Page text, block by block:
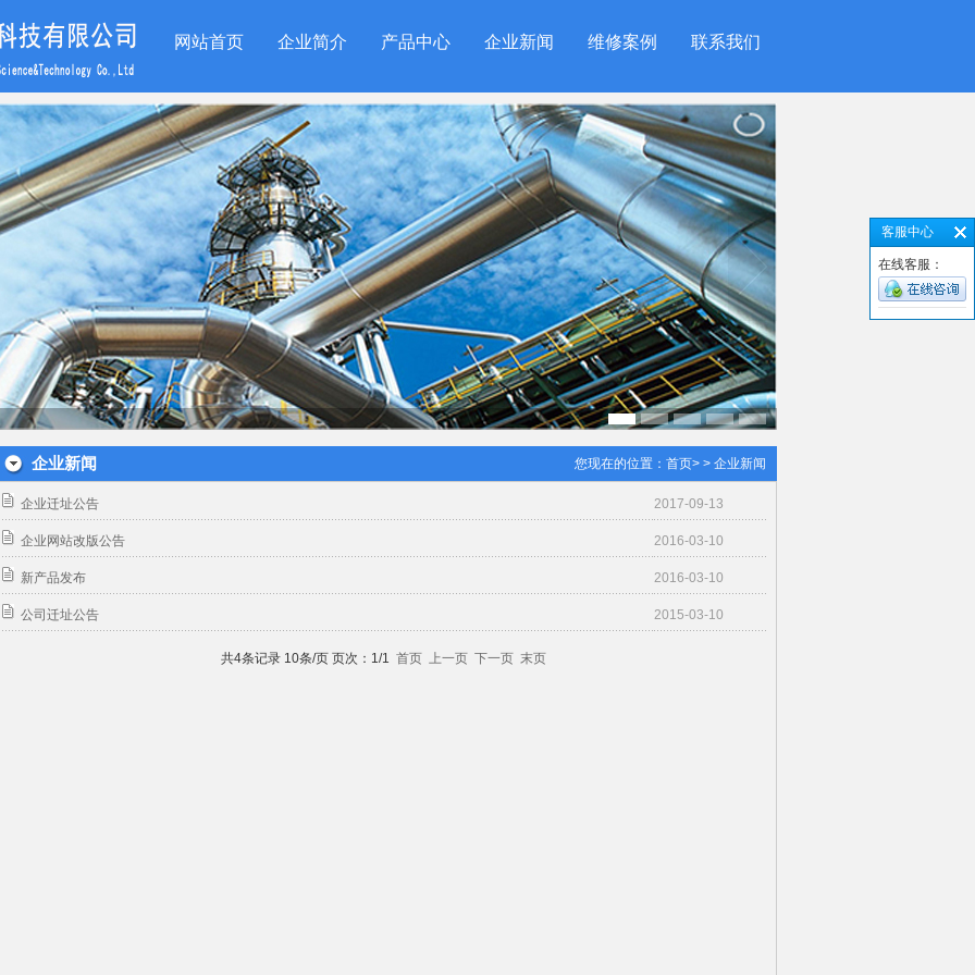
网站首页 企业简介 产品中心 企业新闻 维修案例 联系我们
企业新闻 您现在的位置： 首页> > 企业新闻
企业迁址公告 2017-09-13
企业网站改版公告 2016-03-10
新产品发布 2016-03-10
公司迁址公告 2015-03-10
共4条记录 10条/页 页次：1/1 首页 上一页 下一页 末页
客服中心
在线客服：